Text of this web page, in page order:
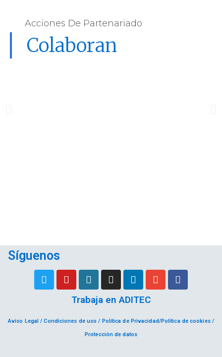
Acciones De Partenariado
Colaboran
Síguenos
Trabaja en ADITEC
Aviso Legal / Condiciones de uso / Política de Privacidad/Política de cookies /
Protección de datos